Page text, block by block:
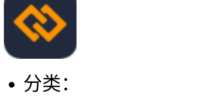
分类：